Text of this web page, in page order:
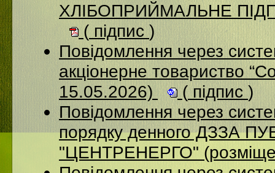
ХЛІБОПРИЙМАЛЬНЕ
( підпис )
Повідомлення через
акціонерне товариство
15.05.2026)
( підпис )
Повідомлення через
порядку денного ДЗЗА
"ЦЕНТРЕНЕРГО"